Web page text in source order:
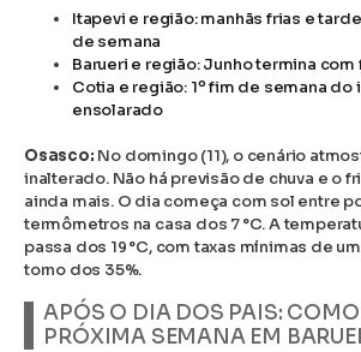
Itapevi e região: manhãs frias e
de semana
Barueri e região: Junho termina com
Cotia e região: 1º fim de semana do
ensolarado
Osasco: No domingo (11), o cenário
inalterado. Não há previsão de chuva e o
ainda mais. O dia começa com sol entre
termômetros na casa dos 7 °C. A
passa dos 19 °C, com taxas mínimas de
torno dos 35%.
APÓS O DIA DOS PAIS: COMO
PRÓXIMA SEMANA EM